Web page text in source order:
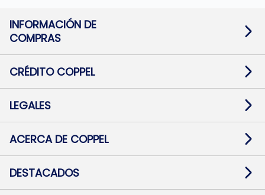
INFORMACIÓN DE
COMPRAS
Términos y condiciones
Botón de arrepentimiento
Mapa de sitio
CRÉDITO COPPEL
Solicitar Crédito
Medios de Pago
Pago Fácil Online
LEGALES
Baja contratos
Defensa al consumidor CABA
ACERCA DE COPPEL
Trabajá con Nosotros
Preguntas Frecuentes
DESTACADOS